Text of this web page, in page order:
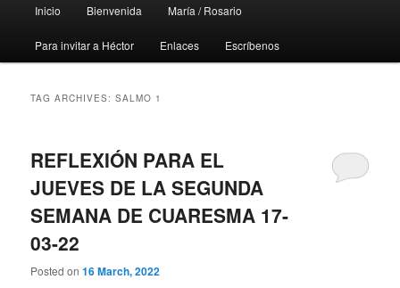
Inicio Bienvenida María / Rosario
Para invitar a Héctor Enlaces Escríbenos
TAG ARCHIVES:SALMO 1
REFLEXIÓN PARA EL
JUEVES DE LA SEGUNDA
SEMANA DE CUARESMA 17-
03-22
Posted on16 March, 2022